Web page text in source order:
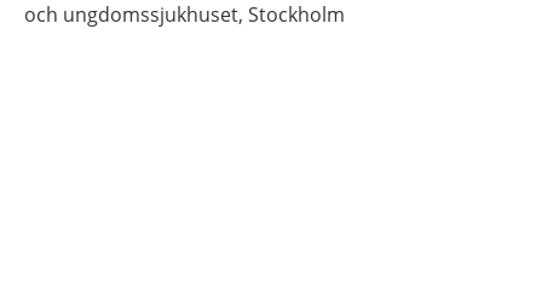
och ungdomssjukhuset, Stockholm